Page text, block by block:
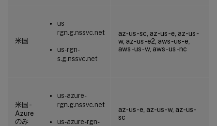
米国
us-
rgn.g.nssvc.net
us-rgn-
s.g.nssvc.net
az-us-sc, az-us-e, az-us-
w, az-us-e2, aws-us-e,
aws-us-w, aws-us-nc
米国 -
Azure
のみ
us-azure-
rgn.g.nssvc.net
us-azure-rgn-
az-us-e, az-us-w, az-us-
sc